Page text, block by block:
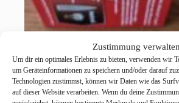
Zustimmung verwalten
Um dir ein optimales Erlebnis zu bieten, verwenden wir
um Geräteinformationen zu speichern und/oder darauf
Technologien zustimmst, können wir Daten wie das
auf dieser Website verarbeiten. Wenn du deine
Hornady .30-06 Spr. American
9,7g/150grs.
Ursprünglicher
34,00€Aktuellerinkl. MwSt.